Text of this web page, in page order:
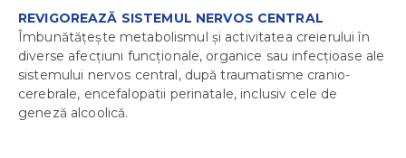
REVIGOREAZĂ SISTEMUL NERVOS CENTRAL
Îmbunătățește metabolismul și activitatea creierului în
diverse afecțiuni funcționale, organice sau infecțioase ale
sistemului nervos central, după traumatisme cranio-
cerebrale, encefalopatii perinatale, inclusiv cele de
geneză alcoolică.